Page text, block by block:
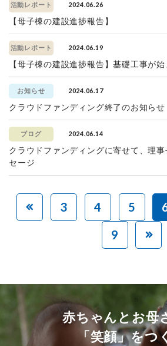
活動レポート 2024.06.26
【母子棟の建設進捗報告】
活動レポート 2024.06.19
【母子棟の建設進捗報告】基礎工事が始
お知らせ 2024.06.17
クラウドファンディング終了のお知らせ
ブログ 2024.06.14
クラウドファンディングに寄せて、理
セージ
3 4 5
9
赤ちゃんとお母
「笑顔」をつ